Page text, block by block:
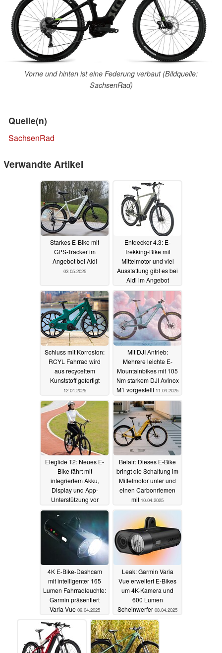
Vorne und hinten ist eine Federung verbaut (Bildquelle:
SachsenRad)
Quelle(n)
SachsenRad
Verwandte Artikel
Starkes E-Bike mit
GPS-Tracker im
Angebot bei Aldi
03.05.2025
Entdecker 4.3: E-
Trekking-Bike mit
Mittelmotor und viel
Ausstattung gibt es bei
Aldi im Angebot
12.04.2025
Schluss mit Korrosion:
RCYL Fahrrad wird
aus recyceltem
Kunststoff gefertigt
12.04.2025
Mit DJI Antrieb:
Mehrere leichte E-
Mountainbikes mit 105
Nm starkem DJI Avinox
M1 vorgestellt 11.04.2025
Eleglide T2: Neues E-
Bike fährt mit
integriertem Akku,
Display und App-
Unterstützung vor
11.04.2025
Belair: Dieses E-Bike
bringt die Schaltung im
Mittelmotor unter und
einen Carbonriemen
mit 10.04.2025
4K E-Bike-Dashcam
mit intelligenter 165
Lumen Fahrradleuchte:
Garmin präsentiert
Varia Vue 09.04.2025
Leak: Garmin Varia
Vue erweitert E-Bikes
um 4K-Kamera und
600 Lumen
Scheinwerfer 08.04.2025